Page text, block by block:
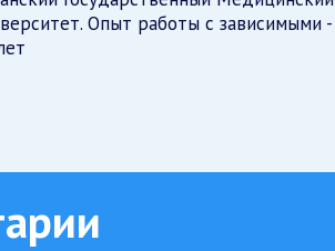
Опыт работы с зависимыми -